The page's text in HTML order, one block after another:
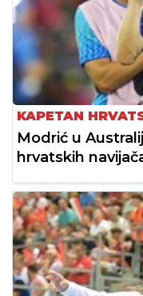
KAPETAN
Modrić u
hrvatskih